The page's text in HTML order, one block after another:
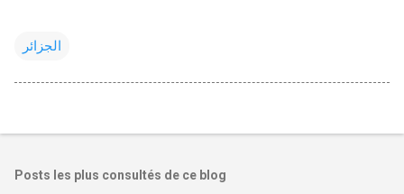
الجزائر
Posts les plus consultés de ce blog